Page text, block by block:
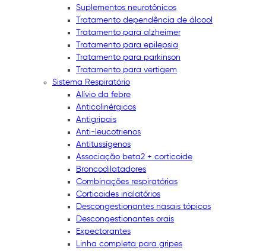
Suplementos neurotônicos
Tratamento dependência de álcool
Tratamento para alzheimer
Tratamento para epilepsia
Tratamento para parkinson
Tratamento para vertigem
Sistema Respiratório
Alívio da febre
Anticolinérgicos
Antigripais
Anti-leucotrienos
Antitussígenos
Associação beta2 + corticoide
Broncodilatadores
Combinações respiratórias
Corticoides inalatórios
Descongestionantes nasais tópicos
Descongestionantes orais
Expectorantes
Linha completa para gripes